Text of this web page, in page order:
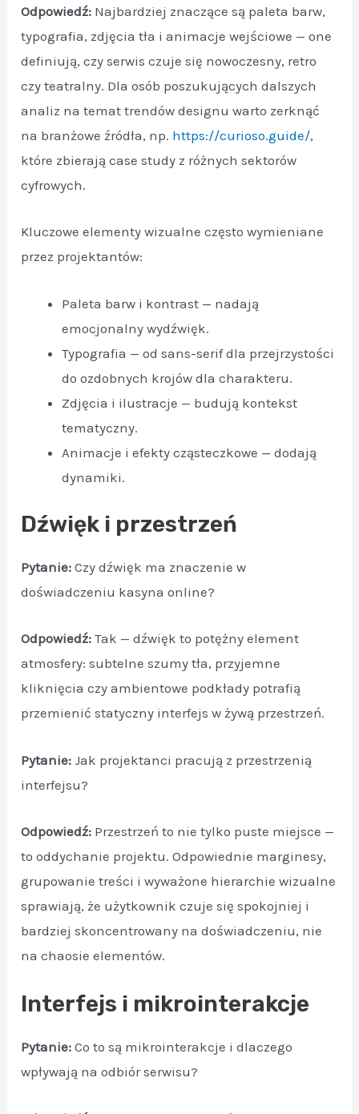
Odpowiedź: Najbardziej znaczące są paleta barw,
typografia, zdjęcia tła i animacje wejściowe — one
definiują, czy serwis czuje się nowoczesny, retro
czy teatralny. Dla osób poszukujących dalszych
analiz na temat trendów designu warto zerknąć
na branżowe źródła, np. https://curioso.guide/,
które zbierają case study z różnych sektorów
cyfrowych.
Kluczowe elementy wizualne często wymieniane
przez projektantów:
Paleta barw i kontrast — nadają
emocjonalny wydźwięk.
Typografia — od sans-serif dla przejrzystości
do ozdobnych krojów dla charakteru.
Zdjęcia i ilustracje — budują kontekst
tematyczny.
Animacje i efekty cząsteczkowe — dodają
dynamiki.
Dźwięk i przestrzeń
Pytanie: Czy dźwięk ma znaczenie w
doświadczeniu kasyna online?
Odpowiedź: Tak — dźwięk to potężny element
atmosfery: subtelne szumy tła, przyjemne
kliknięcia czy ambientowe podkłady potrafią
przemienić statyczny interfejs w żywą przestrzeń.
Pytanie: Jak projektanci pracują z przestrzenią
interfejsu?
Odpowiedź: Przestrzeń to nie tylko puste miejsce —
to oddychanie projektu. Odpowiednie marginesy,
grupowanie treści i wyważone hierarchie wizualne
sprawiają, że użytkownik czuje się spokojniej i
bardziej skoncentrowany na doświadczeniu, nie
na chaosie elementów.
Interfejs i mikrointerakcje
Pytanie: Co to są mikrointerakcje i dlaczego
wpływają na odbiór serwisu?